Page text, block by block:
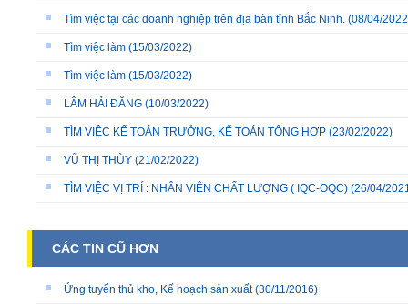
Tìm việc tại các doanh nghiệp trên địa bàn tỉnh Bắc Ninh. (08/04/
Tìm việc làm (15/03/2022)
Tìm việc làm (15/03/2022)
LÂM HẢI ĐĂNG (10/03/2022)
TÌM VIỆC KẾ TOÁN TRƯỞNG, KẾ TOÁN TỔNG HỢP (23/02/2022)
VŨ THỊ THÙY (21/02/2022)
TÌM VIỆC VỊ TRÍ : NHÂN VIÊN CHẤT LƯỢNG ( IQC-OQC) (26/04/
CÁC TIN CŨ HƠN
Ứng tuyển thủ kho, Kế hoạch sản xuất(30/11/2016)